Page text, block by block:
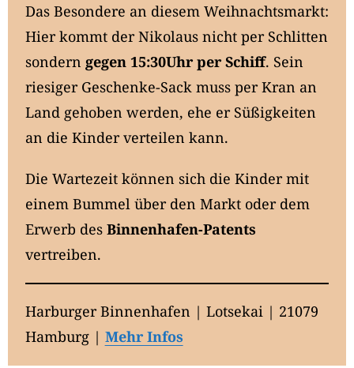
Das Besondere an diesem Weihnachtsmarkt:
Hier kommt der Nikolaus nicht per Schlitten
sondern gegen 15:30Uhr per Schiff. Sein
riesiger Geschenke-Sack muss per Kran an
Land gehoben werden, ehe er Süßigkeiten
an die Kinder verteilen kann.
Die Wartezeit können sich die Kinder mit
einem Bummel über den Markt oder dem
Erwerb des Binnenhafen-Patents
vertreiben.
Harburger Binnenhafen | Lotsekai | 21079
Hamburg | Mehr Infos